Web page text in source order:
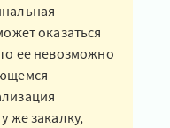
оказаться
ее невозможно
же закалку,